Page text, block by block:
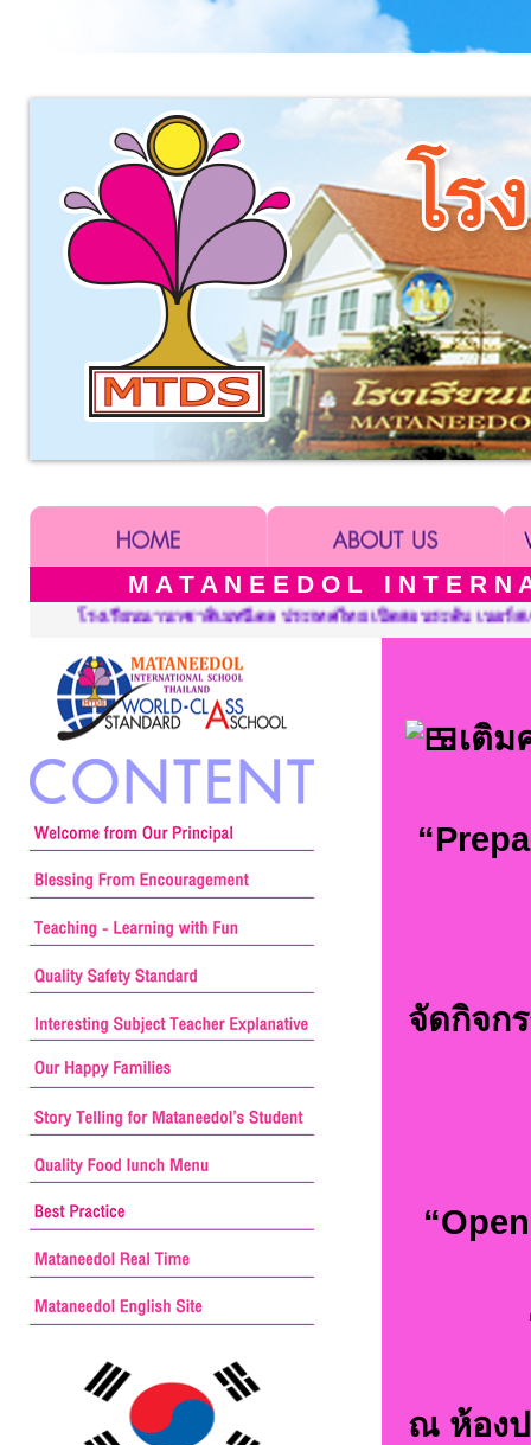
M A T A N E E D O L I N T E R
ไทย เปิดสอนระดับ เนอร์สเซอรี่ อนุบาล ประถมศึกษาและมัธยมศึกษา
เติม
จัดกิจก
ณ ห้องป